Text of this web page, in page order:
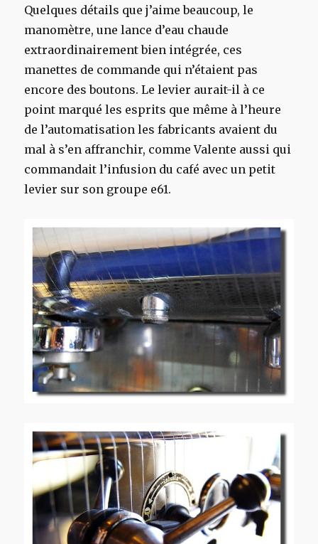
Quelques détails que j’aime beaucoup, le
manomètre, une lance d’eau chaude
extraordinairement bien intégrée, ces
manettes de commande qui n’étaient pas
encore des boutons. Le levier aurait-il à ce
point marqué les esprits que même à l’heure
de l’automatisation les fabricants avaient du
mal à s’en affranchir, comme Valente aussi qui
commandait l’infusion du café avec un petit
levier sur son groupe e61.